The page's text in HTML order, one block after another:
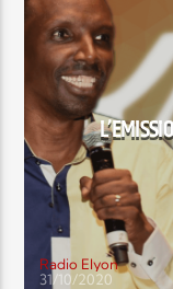
TITRE
ARTISTE
Radio
KANGUKA - CHRIS
Radio Elyon
31/10/2020